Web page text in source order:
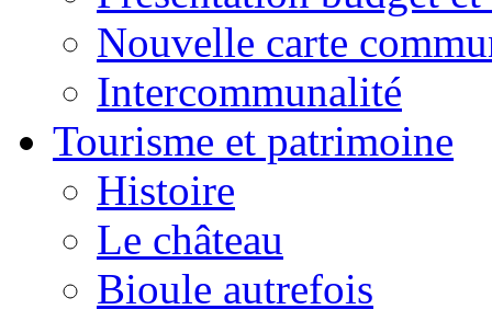
Nouvelle carte
Intercommunalité
Tourisme et patrimoine
Histoire
Le château
Bioule autrefois